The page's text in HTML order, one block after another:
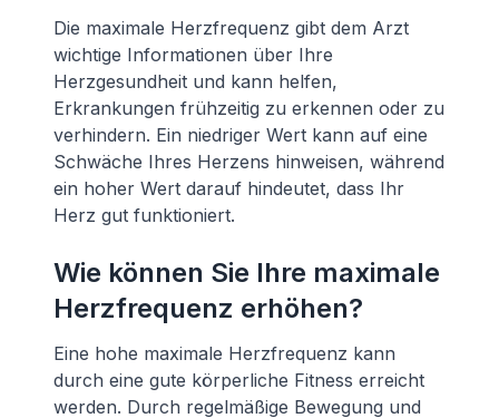
Die maximale Herzfrequenz gibt dem Arzt
wichtige Informationen über Ihre
Herzgesundheit und kann helfen,
Erkrankungen frühzeitig zu erkennen oder zu
verhindern. Ein niedriger Wert kann auf eine
Schwäche Ihres Herzens hinweisen, während
ein hoher Wert darauf hindeutet, dass Ihr
Herz gut funktioniert.
Wie können Sie Ihre maximale
Herzfrequenz erhöhen?
Eine hohe maximale Herzfrequenz kann
durch eine gute körperliche Fitness erreicht
werden. Durch regelmäßige Bewegung und